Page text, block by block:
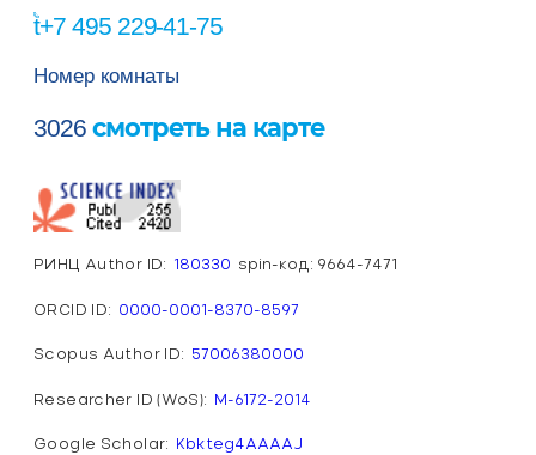
+7 495 229-41-75
Номер комнаты
3026 смотреть на карте
РИНЦ Author ID: 180330 spin-код: 9664-7471
ORCID ID: 0000-0001-8370-8597
Scopus Author ID: 57006380000
Researcher ID (WoS): М-6172-2014
Google Scholar: Kbkteg4AAAAJ